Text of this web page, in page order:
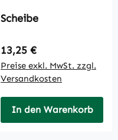
Scheibe
Regulärer Preis:
13,25 €
Preise exkl. MwSt. zzgl.
Versandkosten
In den Warenkorb